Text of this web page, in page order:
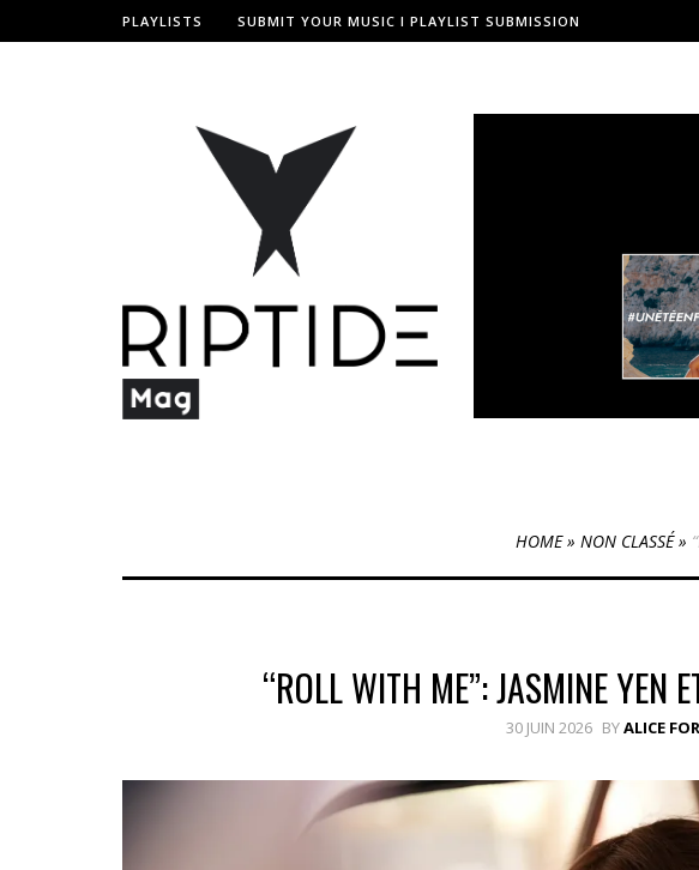
PLAYLISTS SUBMIT YOUR MUSIC I PLAYLIST SUBMISSION
HOME» NON CLASSÉ»
“ROLL WITH ME”: JASMINE YEN
30 JUIN 2026 BYALICE